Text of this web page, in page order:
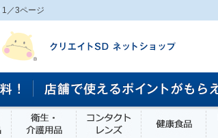
／3ページ
医薬品・医薬部外品衛生・介護用品 コンタクトレンズ健